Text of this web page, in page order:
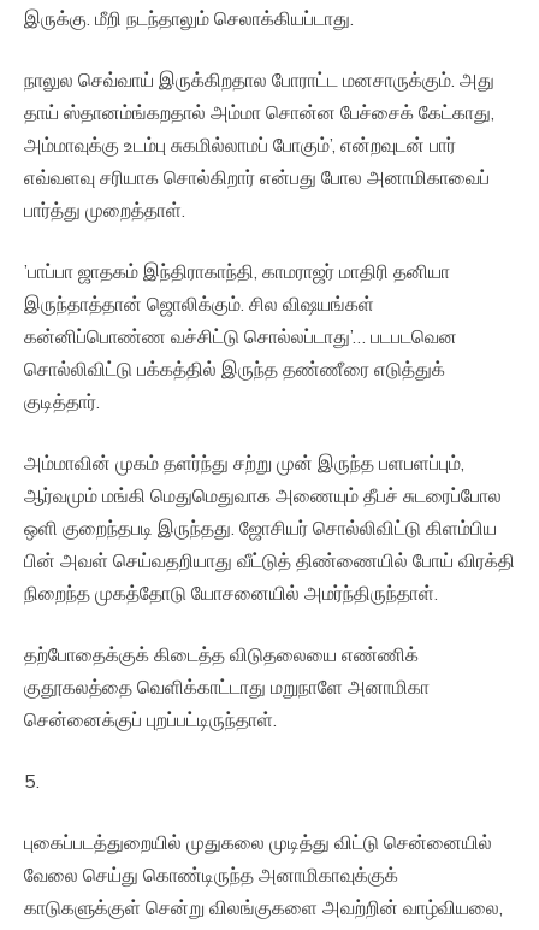
இருக்கு. மீறி நடந்தாலும் செலாக்கியப்டாது.
நாலுல செவ்வாய் இருக்கிறதால போராட்ட மனசாருக்கும். அது
தாய் ஸ்தானம்ங்கறதால் அம்மா சொன்ன பேச்சைக் கேட்காது,
அம்மாவுக்கு உடம்பு சுகமில்லாமப் போகும்’, என்றவுடன் பார்
எவ்வளவு சரியாக சொல்கிறார் என்பது போல அனாமிகாவைப்
பார்த்து முறைத்தாள்.
’பாப்பா ஜாதகம் இந்திராகாந்தி, காமராஜர் மாதிரி தனியா
இருந்தாத்தான் ஜொலிக்கும். சில விஷயங்கள்
கன்னிப்பொண்ண வச்சிட்டு சொல்லப்டாது’… படபடவென
சொல்லிவிட்டு பக்கத்தில் இருந்த தண்ணீரை எடுத்துக்
குடித்தார்.
அம்மாவின் முகம் தளர்ந்து சற்று முன் இருந்த பளபளப்பும்,
ஆர்வமும் மங்கி மெதுமெதுவாக அணையும் தீபச் சுடரைப்போல
ஒளி குறைந்தபடி இருந்தது. ஜோசியர் சொல்லிவிட்டு கிளம்பிய
பின் அவள் செய்வதறியாது வீட்டுத் திண்ணையில் போய் விரக்தி
நிறைந்த முகத்தோடு யோசனையில் அமர்ந்திருந்தாள்.
தற்போதைக்குக் கிடைத்த விடுதலையை எண்ணிக்
குதூகலத்தை வெளிக்காட்டாது மறுநாளே அனாமிகா
சென்னைக்குப் புறப்பட்டிருந்தாள்.
5.
புகைப்படத்துறையில் முதுகலை முடித்து விட்டு சென்னையில்
வேலை செய்து கொண்டிருந்த அனாமிகாவுக்குக்
காடுகளுக்குள் சென்று விலங்குகளை அவற்றின் வாழ்வியலை,